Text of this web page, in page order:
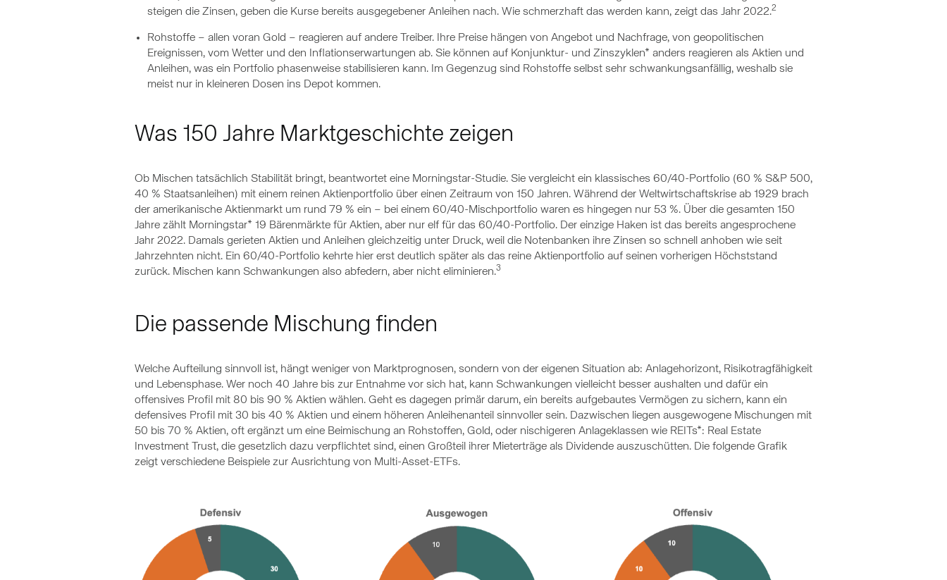
steigen die Zinsen, geben die Kurse bereits ausgegebener Anleihen nach. Wie schmerzhaft das werden kann, zeigt das Jahr 2022.2
Rohstoffe – allen voran Gold – reagieren auf andere Treiber. Ihre Preise hängen von Angebot und Nachfrage, von geopolitischen
Ereignissen, vom Wetter und den Inflationserwartungen ab. Sie können auf Konjunktur- und Zinszyklen* anders reagieren als Aktien und
Anleihen, was ein Portfolio phasenweise stabilisieren kann. Im Gegenzug sind Rohstoffe selbst sehr schwankungsanfällig, weshalb sie
meist nur in kleineren Dosen ins Depot kommen.
Was 150 Jahre Marktgeschichte zeigen
Ob Mischen tatsächlich Stabilität bringt, beantwortet eine Morningstar-Studie. Sie vergleicht ein klassisches 60/40-Portfolio (60 % S&P 500,
40 % Staatsanleihen) mit einem reinen Aktienportfolio über einen Zeitraum von 150 Jahren. Während der Weltwirtschaftskrise ab 1929 brach
der amerikanische Aktienmarkt um rund 79 % ein – bei einem 60/40-Mischportfolio waren es hingegen nur 53 %. Über die gesamten 150
Jahre zählt Morningstar* 19 Bärenmärkte für Aktien, aber nur elf für das 60/40-Portfolio. Der einzige Haken ist das bereits angesprochene
Jahr 2022. Damals gerieten Aktien und Anleihen gleichzeitig unter Druck, weil die Notenbanken ihre Zinsen so schnell anhoben wie seit
Jahrzehnten nicht. Ein 60/40-Portfolio kehrte hier erst deutlich später als das reine Aktienportfolio auf seinen vorherigen Höchststand
zurück. Mischen kann Schwankungen also abfedern, aber nicht eliminieren.3
Die passende Mischung finden
Welche Aufteilung sinnvoll ist, hängt weniger von Marktprognosen, sondern von der eigenen Situation ab: Anlagehorizont, Risikotragfähigkeit
und Lebensphase. Wer noch 40 Jahre bis zur Entnahme vor sich hat, kann Schwankungen vielleicht besser aushalten und dafür ein
offensives Profil mit 80 bis 90 % Aktien wählen. Geht es dagegen primär darum, ein bereits aufgebautes Vermögen zu sichern, kann ein
defensives Profil mit 30 bis 40 % Aktien und einem höheren Anleihenanteil sinnvoller sein. Dazwischen liegen ausgewogene Mischungen mit
50 bis 70 % Aktien, oft ergänzt um eine Beimischung an Rohstoffen, Gold, oder nischigeren Anlageklassen wie REITs*: Real Estate
Investment Trust, die gesetzlich dazu verpflichtet sind, einen Großteil ihrer Mieterträge als Dividende auszuschütten. Die folgende Grafik
zeigt verschiedene Beispiele zur Ausrichtung von Multi-Asset-ETFs.